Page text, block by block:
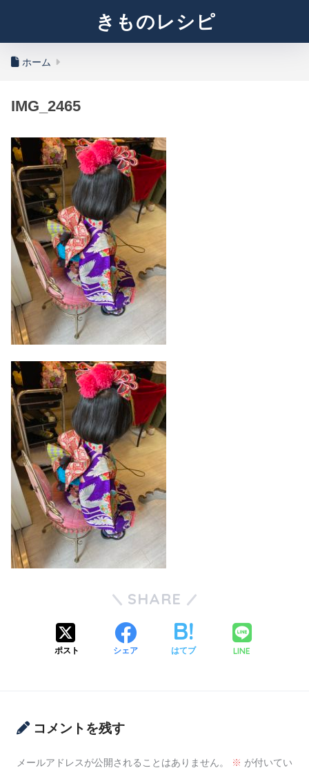
きものレシピ
ホーム
IMG_2465
SHARE
ポスト シェア はてブ LINE
コメントを残す
メールアドレスが公開されることはありません。 ※ が付いてい